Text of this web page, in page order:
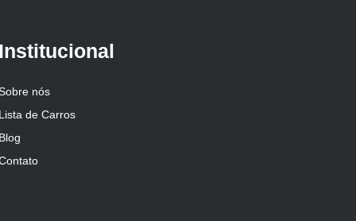
Institucional
nós
Lista de Carros
Blog